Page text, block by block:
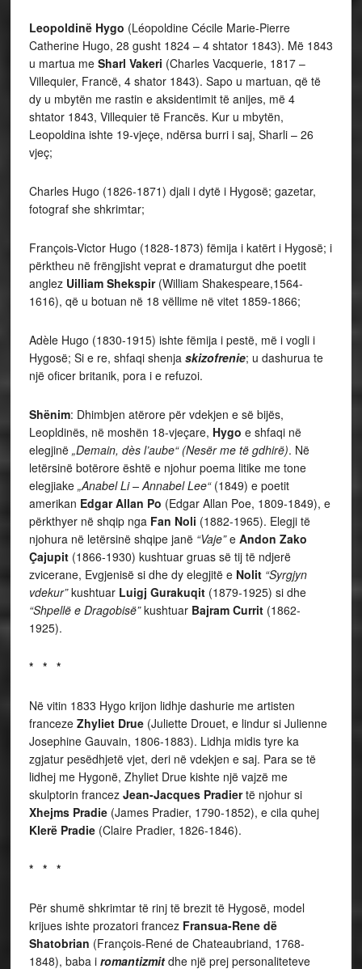
Leopoldinë Hygo (Léopoldine Cécile Marie-Pierre
Catherine Hugo, 28 gusht 1824 – 4 shtator 1843). Më 1843
u martua me Sharl Vakeri (Charles Vacquerie, 1817 –
Villequier, Francë, 4 shator 1843). Sapo u martuan, që të
dy u mbytën me rastin e aksidentimit të anijes, më 4
shtator 1843, Villequier të Francës. Kur u mbytën,
Leopoldina ishte 19-vjeçe, ndërsa burri i saj, Sharli – 26
vjeç;
Charles Hugo (1826-1871) djali i dytë i Hygosë; gazetar,
fotograf she shkrimtar;
François-Victor Hugo (1828-1873) fëmija i katërt i Hygosë; i
përktheu në frëngjisht veprat e dramaturgut dhe poetit
anglez Uilliam Shekspir(William Shakespeare,1564-
1616), që u botuan në 18 vëllime në vitet 1859-1866;
Adèle Hugo (1830-1915) ishte fëmija i pestë, më i vogli i
Hygosë; Si e re, shfaqi shenja skizofrenie; u dashurua te
një oficer britanik, pora i e refuzoi.
Shënim: Dhimbjen atërore për vdekjen e së bijës,
Leopldinës, në moshën 18-vjeçare, Hygo e shfaqi në
elegjinë „Demain, dès l’aube“ (Nesër me të gdhirë). Në
letërsinë botërore është e njohur poema litike me tone
elegjiake „Anabel Li – Annabel Lee“(1849) e poetit
amerikan Edgar Allan Po (Edgar Allan Poe, 1809-1849), e
përkthyer në shqip nga Fan Noli (1882-1965). Elegji të
njohura në letërsinë shqipe janë “Vaje”e Andon Zako
Çajupit (1866-1930) kushtuar gruas së tij të ndjerë
zvicerane, Evgjenisë si dhe dy elegjitë e Nolit “Syrgjyn
vdekur”kushtuar Luigj Gurakuqit (1879-1925) si dhe
“Shpellë e Dragobisë”kushtuar Bajram Currit (1862-
1925).
* * *
Në vitin 1833 Hygo krijon lidhje dashurie me artisten
franceze Zhyliet Drue(Juliette Drouet, e lindur si Julienne
Josephine Gauvain, 1806-1883). Lidhja midis tyre ka
zgjatur pesëdhjetë vjet, deri në vdekjen e saj. Para se të
lidhej me Hygonë, Zhyliet Drue kishte një vajzë me
skulptorin francez Jean-Jacques Pradiertë njohur si
Xhejms Pradie (James Pradier, 1790-1852), e cila quhej
Klerë Pradie (Claire Pradier, 1826-1846).
* * *
Për shumë shkrimtar të rinj të brezit të Hygosë, model
krijues ishte prozatori francez Fransua-Rene dë
Shatobrian (François-René de Chateaubriand, 1768-
1848), baba i romantizmitdhe një prej personaliteteve